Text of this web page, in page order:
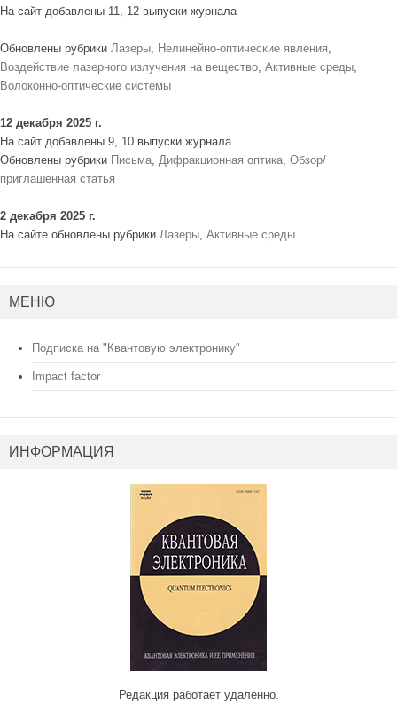
На сайт добавлены 11, 12 выпуски журнала
Обновлены рубрики Лазеры, Нелинейно-оптические явления,
Воздействие лазерного излучения на вещество, Активные среды,
Волоконно-оптические системы
12 декабря 2025 г.
На сайт добавлены 9, 10 выпуски журнала
Обновлены рубрики Письма, Дифракционная оптика, Обзор/
приглашенная статья
2 декабря 2025 г.
На сайте обновлены рубрики Лазеры, Активные среды
МЕНЮ
Подписка на "Квантовую электронику"
Impact factor
ИНФОРМАЦИЯ
Редакция работает удаленно.